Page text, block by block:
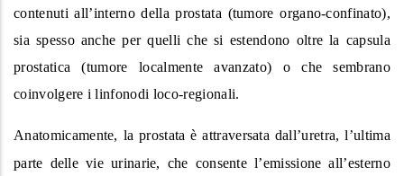
contenuti all’interno della prostata (tumore organo-confinato),
sia spesso anche per quelli che si estendono oltre la capsula
prostatica (tumore localmente avanzato) o che sembrano
coinvolgere i linfonodi loco-regionali.
Anatomicamente, la prostata è attraversata dall’uretra, l’ultima
parte delle vie urinarie, che consente l’emissione all’esterno